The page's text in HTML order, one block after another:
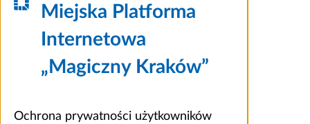
Miejska Platforma
Internetowa
„Magiczny Kraków”
Ochrona prywatności użytkowników